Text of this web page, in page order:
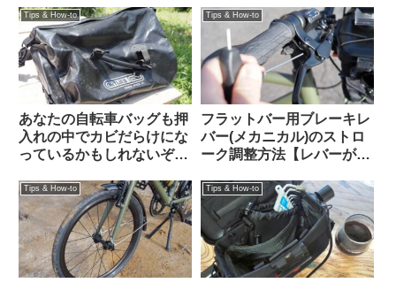
Tips & How-to
あなたの自転車バッグも押
入れの中でカビだらけにな
っているかもしれないぞ
っておきたいメンテナン
ス】
Tips & How-to
フラットバー用ブレーキレ
バー(メカニカル)のストロ
ーク調整方法【レバーが遠
Tips & How-to Tips & How-to